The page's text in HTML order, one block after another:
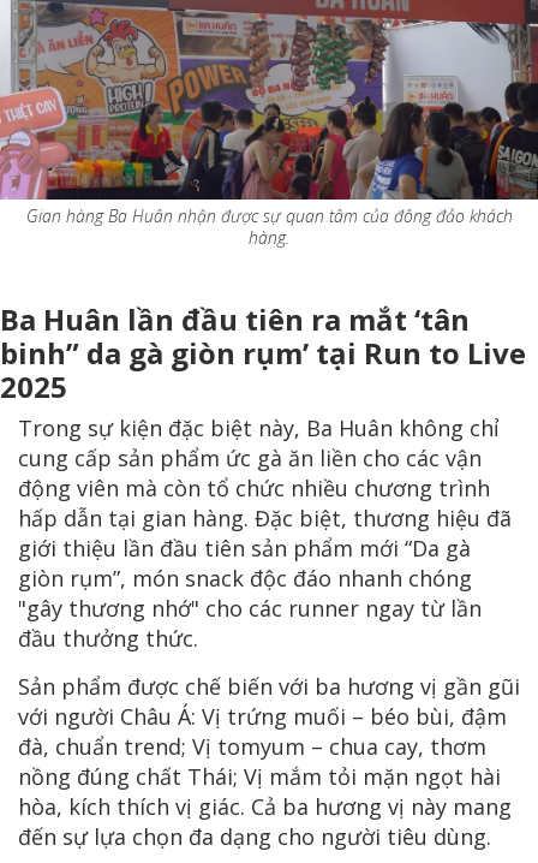
Gian hàng Ba Huân nhận được sự quan tâm của đông đảo khách
hàng.
Ba Huân lần đầu tiên ra mắt ‘tân
binh” da gà giòn rụm’ tại Run to Live
2025
Trong sự kiện đặc biệt này, Ba Huân không chỉ
cung cấp sản phẩm ức gà ăn liền cho các vận
động viên mà còn tổ chức nhiều chương trình
hấp dẫn tại gian hàng. Đặc biệt, thương hiệu đã
giới thiệu lần đầu tiên sản phẩm mới “Da gà
giòn rụm”, món snack độc đáo nhanh chóng
"gây thương nhớ" cho các runner ngay từ lần
đầu thưởng thức.
Sản phẩm được chế biến với ba hương vị gần gũi
với người Châu Á: Vị trứng muối – béo bùi, đậm
đà, chuẩn trend; Vị tomyum – chua cay, thơm
nồng đúng chất Thái; Vị mắm tỏi mặn ngọt hài
hòa, kích thích vị giác. Cả ba hương vị này mang
đến sự lựa chọn đa dạng cho người tiêu dùng.